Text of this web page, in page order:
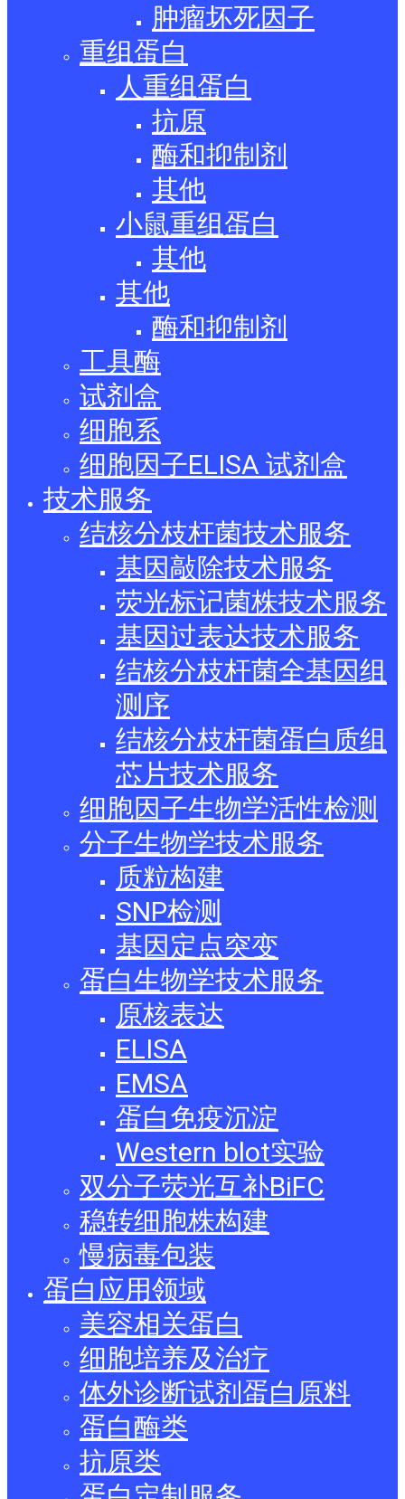
肿瘤坏死因子
重组蛋白
人重组蛋白
抗原
酶和抑制剂
其他
小鼠重组蛋白
其他
其他
酶和抑制剂
工具酶
试剂盒
细胞系
细胞因子ELISA 试剂盒
技术服务
结核分枝杆菌技术服务
基因敲除技术服务
荧光标记菌株技术服务
基因过表达技术服务
结核分枝杆菌全基因组
测序
结核分枝杆菌蛋白质组
芯片技术服务
细胞因子生物学活性检测
分子生物学技术服务
质粒构建
SNP检测
基因定点突变
蛋白生物学技术服务
原核表达
ELISA
EMSA
蛋白免疫沉淀
Western blot实验
双分子荧光互补BiFC
稳转细胞株构建
慢病毒包装
蛋白应用领域
美容相关蛋白
细胞培养及治疗
体外诊断试剂蛋白原料
蛋白酶类
抗原类